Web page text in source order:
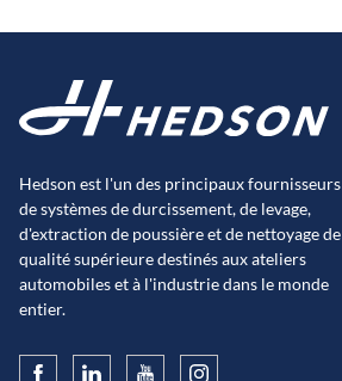
Hedson est l'un des principaux fournisseurs
de systèmes de durcissement, de levage,
d'extraction de poussière et de nettoyage de
qualité supérieure destinés aux ateliers
automobiles et à l'industrie dans le monde
entier.